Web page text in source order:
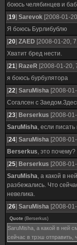
боюсь челябинцев и
[19] Sarevok [2008-01-
Я боюсь Бурлибублю
[20] ZAED [2008-01-20,
Хватит бред нести.
[21] RazeR [2008-01-20,
я боюсь бурбулятора
[22] SaruMisha [2008-
Согалсен с
[23] Berserkus [2008-
SaruMisha, если
[24] SaruMisha [2008-
Berserkus, это почему?
[25] Berserkus [2008-
SaruMisha, а какой в
разбежались. Что
невелика.
[26] SaruMisha [2008-
Quote (Berserkus)
SaruMisha, а какой в ней
сейчас в трэш отправить,